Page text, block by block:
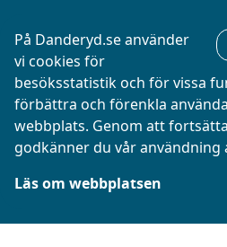
På Danderyd.se använder
vi cookies för
besöksstatistik och för vissa
förbättra och förenkla
webbplats. Genom att
godkänner du vår användning
Läs om webbplatsen